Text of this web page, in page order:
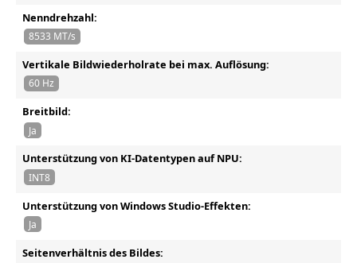
Nenndrehzahl:
8533 MT/s
Vertikale Bildwiederholrate bei max. Auflösung:
60 Hz
Breitbild:
Ja
Unterstützung von KI-Datentypen auf NPU:
INT8
Unterstützung von Windows Studio-Effekten:
Ja
Seitenverhältnis des Bildes: